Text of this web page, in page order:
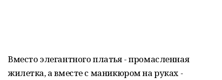
Вместо элегантного платья - промасленная
жилетка, а вместе с маникюром на руках -